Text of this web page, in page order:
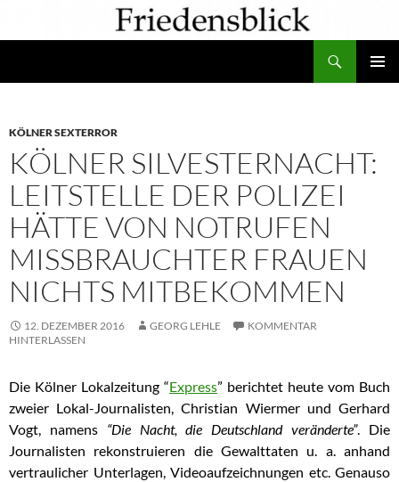
KÖLNER SEXTERROR
KÖLNER SILVESTERNACHT:
LEITSTELLE DER POLIZEI
HÄTTE VON NOTRUFEN
MISSBRAUCHTER FRAUEN
NICHTS MITBEKOMMEN
12. DEZEMBER 2016 GEORG LEHLE
KOMMENTAR
HINTERLASSEN
Die Kölner Lokalzeitung “Express” berichtet heute vom Buch
zweier Lokal-Journalisten, Christian Wiermer und Gerhard
Vogt, namens “Die Nacht, die Deutschland veränderte”. Die
Journalisten rekonstruieren die Gewalttaten u. a. anhand
vertraulicher Unterlagen, Videoaufzeichnungen etc. Genauso